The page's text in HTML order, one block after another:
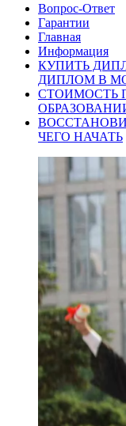
Вопрос-Ответ
Гарантии
Главная
Информация
КУПИТЬ
ДИПЛОМ В
СТОИМОСТЬ
ЧЕГО НАЧАТЬ